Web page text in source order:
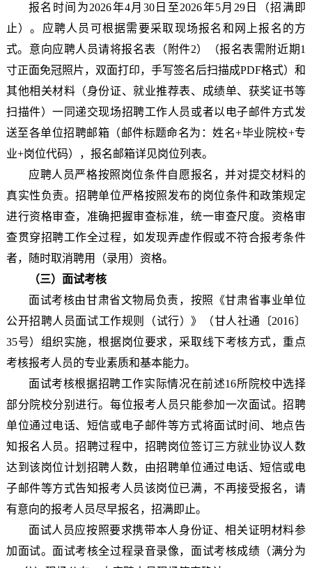
报名时间为2026年4月30日至2026年5月29日（招满即
止）。应聘人员可根据需要采取现场报名和网上报名的方
式。意向应聘人员请将报名表（附件2）（报名表需附近期1
寸正面免冠照片，双面打印，手写签名后扫描成PDF格式）和
其他相关材料（身份证、就业推荐表、成绩单、获奖证书等
扫描件）一同递交现场招聘工作人员或者以电子邮件方式发
送至各单位招聘邮箱（邮件标题命名为：姓名+毕业院校+专
业+岗位代码），报名邮箱详见岗位列表。
应聘人员严格按照岗位条件自愿报名，并对提交材料的
真实性负责。招聘单位严格按照发布的岗位条件和政策规定
进行资格审查，准确把握审查标准，统一审查尺度。资格审
查贯穿招聘工作全过程，如发现弄虚作假或不符合报考条件
者，随时取消聘用（录用）资格。
（三）面试考核
面试考核由甘肃省文物局负责，按照《甘肃省事业单位
公开招聘人员面试工作规则（试行）》（甘人社通〔2016〕
35号）组织实施，根据岗位要求，采取线下考核方式，重点
考核报考人员的专业素质和基本能力。
面试考核根据招聘工作实际情况在前述16所院校中选择
部分院校分别进行。每位报考人员只能参加一次面试。招聘
单位通过电话、短信或电子邮件等方式将面试时间、地点告
知报名人员。招聘过程中，招聘岗位签订三方就业协议人数
达到该岗位计划招聘人数，由招聘单位通过电话、短信或电
子邮件等方式告知报考人员该岗位已满，不再接受报名，请
有意向的报考人员尽早报名，招满即止。
面试人员应按照要求携带本人身份证、相关证明材料参
加面试。面试考核全过程录音录像，面试考核成绩（满分为